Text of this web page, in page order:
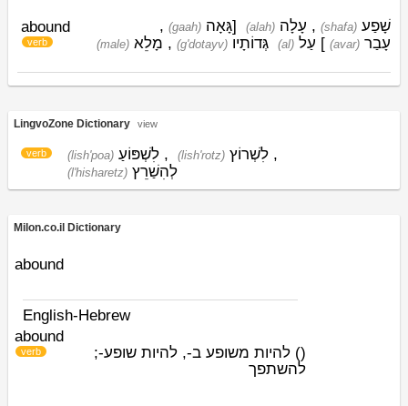
abound
verb
(shafa) שָׁפַע ,
(alah) עָלָה [
(gaah) גָּאָה ,
(avar) עָבַר ]
(al) עַל (g'dotayv) גְּדוֹתָיו ,
(male) מָלֵא
LingvoZone Dictionary view
verb (lish'poa) לִשְׁפּוֹעַ , (lish'rotz) לִשְׁרוֹץ ,
(l'hisharetz) לְהִשַׁרֵץ
Milon.co.il Dictionary
abound
English-Hebrew
abound
(
verb ) להיות משופע ב-, להיות שופע-;
להשתפך